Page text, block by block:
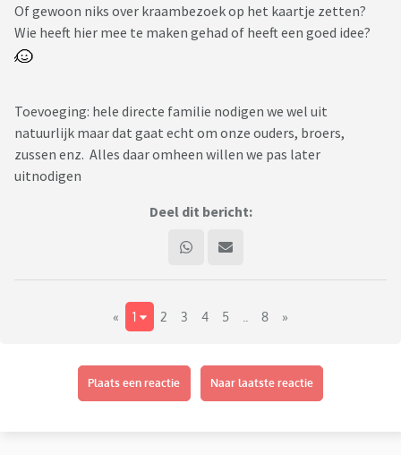
Of gewoon niks over kraambezoek op het kaartje zetten?
Wie heeft hier mee te maken gehad of heeft een goed idee?
Toevoeging: hele directe familie nodigen we wel uit
natuurlijk maar dat gaat echt om onze ouders, broers,
zussen enz. Alles daar omheen willen we pas later
uitnodigen
Deel dit bericht:
« 1 2 3 4 5 8 »
Plaats een reactie Naar laatste reactie